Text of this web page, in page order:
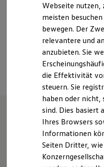
Laden
Laden
Laden
Batterie
Sicherheit
Garantie und
Technologie
Kosten und Kauf
Kaufoptionen
E-Auto-
Software und
ID. Software
Digitale
autohaus-
+49 39002 8400
Unsere
Überblick
Webseite nutzen,
meisten
bewegen. Der
relevantere und
anzubieten. Sie
die Effektivität
steuern. Sie
haben oder
sind. Dies basiert
Ihres Browsers
Informationen
Seiten Dritter, wie